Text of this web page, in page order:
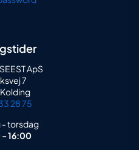
ApS
7
28 75
- torsdag
16:00